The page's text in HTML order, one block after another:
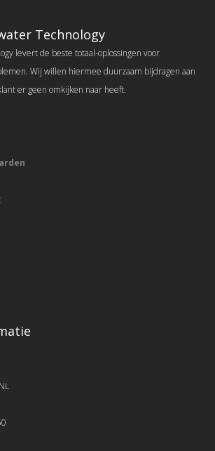
Technology
levert de beste totaal-oplossingen voor
Wij willen hiermee duurzaam bijdragen aan
er geen omkijken naar heeft.